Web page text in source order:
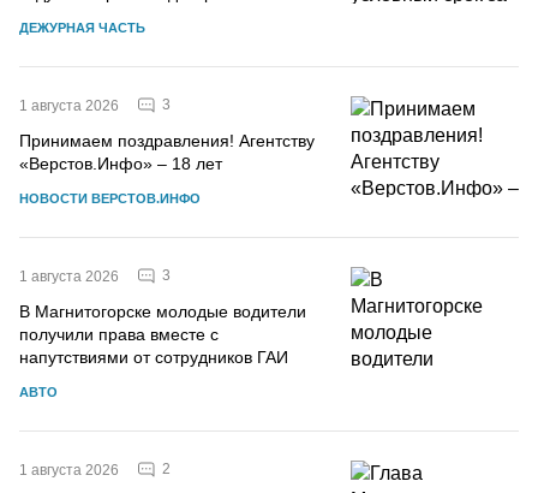
ДЕЖУРНАЯ ЧАСТЬ
1 августа 2026 3
Принимаем поздравления! Агентству
«Верстов.Инфо» – 18 лет
НОВОСТИ ВЕРСТОВ.ИНФО
1 августа 2026 3
В Магнитогорске молодые водители
получили права вместе с
напутствиями от сотрудников ГАИ
АВТО
1 августа 2026 2